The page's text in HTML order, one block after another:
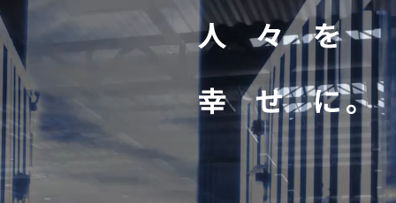
LOGISTICS
TOTAL
SOLUTION